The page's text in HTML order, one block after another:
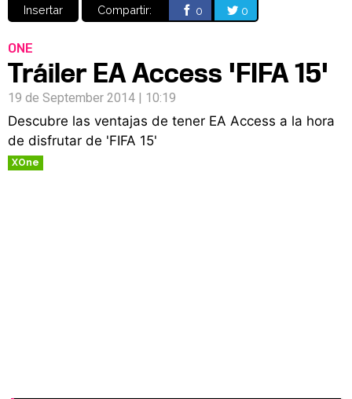
Insertar Compartir: 0 0
ONE
Tráiler EA Access 'FIFA 15'
19 de September 2014 | 10:19
Descubre las ventajas de tener EA Access a la hora
de disfrutar de 'FIFA 15'
XOne